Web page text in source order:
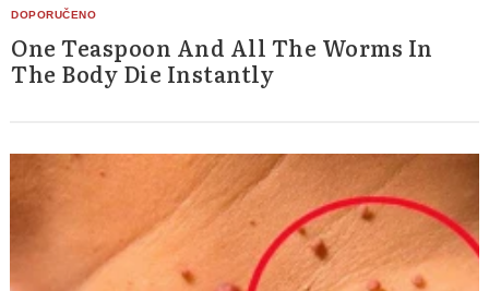
One Teaspoon And All The Worms In
The Body Die Instantly